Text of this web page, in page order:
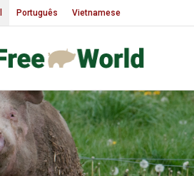
Português Vietnamese